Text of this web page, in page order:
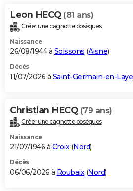
Alimentation
Guide de la santé
Maladies
Médicaments
Sommeil
VOYAGE
Destinations
City break
Voyage nature
Voyage de noces
Forum
Climat
+PHOTO
GUIDES D'ACHAT
BONS PLANS
Carte de Noël
Carte Bonne année
Carte Saint-Valentin
Carte Pâques
Carte d'anniversaire
DICTIONNAIRE
Dictionnaire
Biographies
Citations
Expressions
Proverbes
PROGRAMME TV
S'inscrire
Se connecter
Lycées
Collèges
Primaires
Universités
Entreprises
Service militaire
Avis de recherche
AVIS DE DÉCÈS
Leon HECQ (81 ans)
Créer une cagnotte obsèques
Naissance
26/08/1944 à Soissons (Aisne)
Décès
11/07/2026 à Saint-Germain-en-Laye
Christian HECQ (79 ans)
Créer une cagnotte obsèques
Naissance
21/07/1946 à Croix(Nord)
Décès
06/06/2026 à Roubaix(Nord)